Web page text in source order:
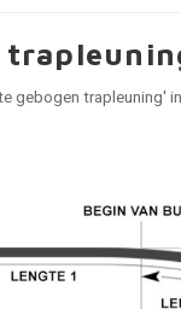
gebogen trapleuning'